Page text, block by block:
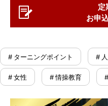
定
お申
# ターニングポイント #
# 女性 # 情操教育